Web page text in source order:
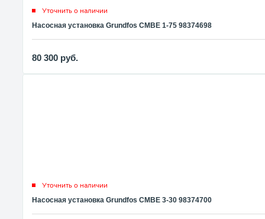
Уточнить о наличии
Насосная установка Grundfos CMBE 1-75 98374698
80 300 руб.
Уточнить о наличии
Насосная установка Grundfos CMBE 3-30 98374700